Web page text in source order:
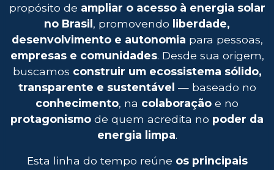
propósito de ampliar o acesso à energia solar
no Brasil , promovendo liberdade,
desenvolvimento e autonomia para pessoas,
empresas e comunidades. Desde sua origem,
buscamos construir um ecossistema sólido,
transparente e sustentável — baseado no
conhecimento, na colaboração e no
protagonismo de quem acredita no poder da
energia limpa.
Esta linha do tempo reúne os principais